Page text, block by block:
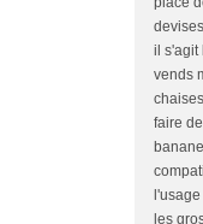
il s'agit
vends
faire
les